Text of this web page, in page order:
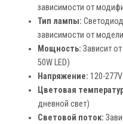
зависимости от
Тип лампы:
зависимости от
Мощность: Зависит
50W LED)
Напряжение: 120-
Цветовая
дневной свет)
Световой поток: